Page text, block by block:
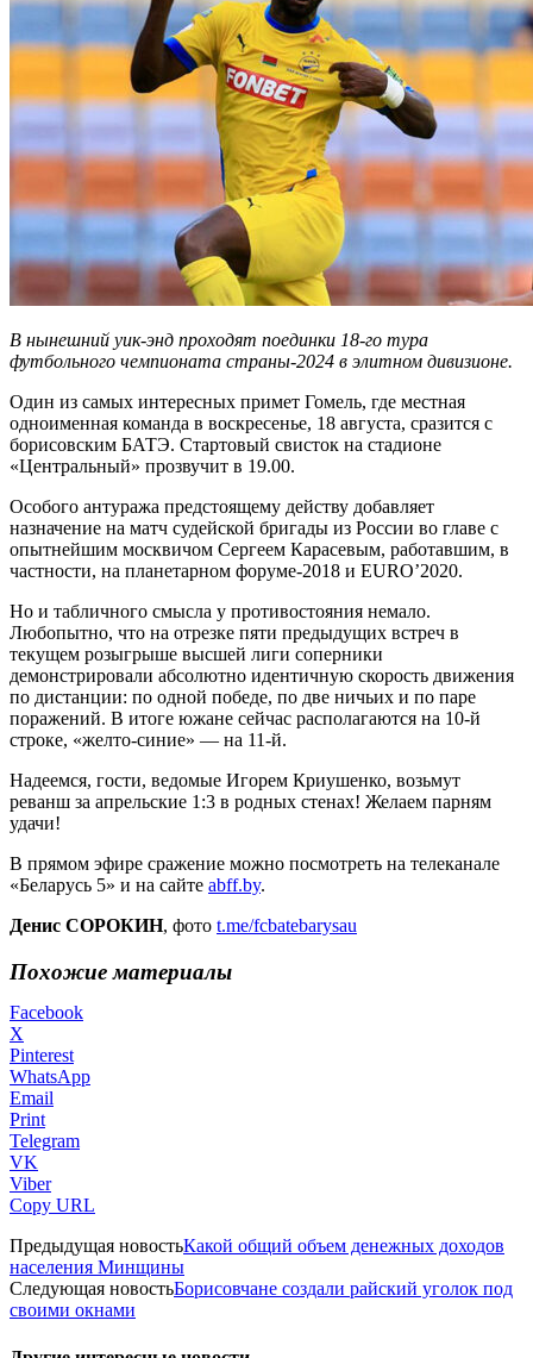
В нынешний уик-энд проходят поединки 18-го тура
футбольного чемпионата страны-2024 в элитном дивизионе.
Один из самых интересных примет Гомель, где местная
одноименная команда в воскресенье, 18 августа, сразится с
борисовским БАТЭ. Стартовый свисток на стадионе
«Центральный» прозвучит в 19.00.
Особого антуража предстоящему действу добавляет
назначение на матч судейской бригады из России во главе с
опытнейшим москвичом Сергеем Карасевым, работавшим, в
частности, на планетарном форуме-2018 и EURO’2020.
Но и табличного смысла у противостояния немало.
Любопытно, что на отрезке пяти предыдущих встреч в
текущем розыгрыше высшей лиги соперники
демонстрировали абсолютно идентичную скорость движения
по дистанции: по одной победе, по две ничьих и по паре
поражений. В итоге южане сейчас располагаются на 10-й
строке, «желто-синие» — на 11-й.
Надеемся, гости, ведомые Игорем Криушенко, возьмут
реванш за апрельские 1:3 в родных стенах! Желаем парням
удачи!
В прямом эфире сражение можно посмотреть на телеканале
«Беларусь 5» и на сайте abff.by.
Денис СОРОКИН, фото t.me/fcbatebarysau
Похожие материалы
Facebook
X
Pinterest
WhatsApp
Email
Print
Telegram
VK
Viber
Copy URL
Предыдущая новостьКакой общий объем денежных доходов
населения Минщины
Следующая новостьБорисовчане создали райский уголок под
своими окнами